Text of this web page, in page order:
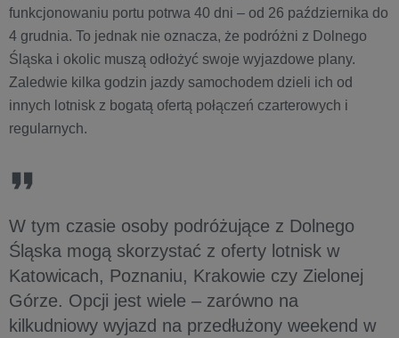
funkcjonowaniu portu potrwa 40 dni – od 26 października do
4 grudnia. To jednak nie oznacza, że podróżni z Dolnego
Śląska i okolic muszą odłożyć swoje wyjazdowe plany.
Zaledwie kilka godzin jazdy samochodem dzieli ich od
innych lotnisk z bogatą ofertą połączeń czarterowych i
regularnych.
W tym czasie osoby podróżujące z Dolnego
Śląska mogą skorzystać z oferty lotnisk w
Katowicach, Poznaniu, Krakowie czy Zielonej
Górze. Opcji jest wiele – zarówno na
kilkudniowy wyjazd na przedłużony weekend w